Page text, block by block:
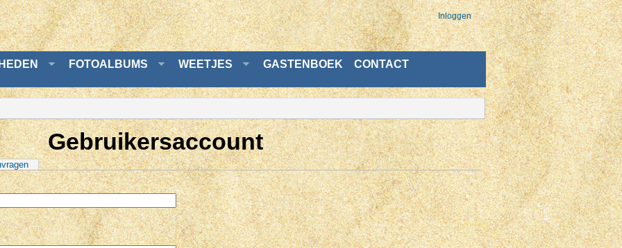
Inloggen
FOTOALBUMS WEETJES GASTENBOEK CONTACT
Gebruikersaccount